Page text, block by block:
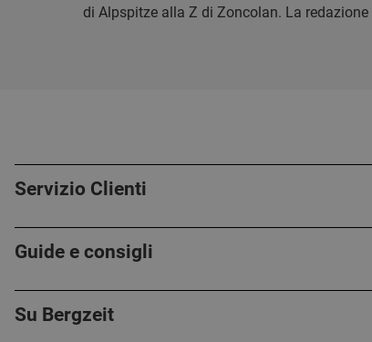
di Alpspitze alla Z di Zoncolan. La
Servizio Clienti
Guide e consigli
Su Bergzeit